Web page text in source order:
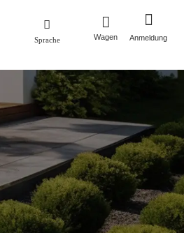
Sprache Wagen Anmeldung
Pflanztöpfe
Pflanztöpfe aus Aluminium